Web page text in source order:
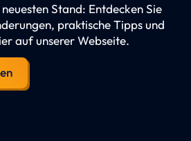
Stand: Entdecken Sie
praktische Tipps und
auf unserer Webseite.